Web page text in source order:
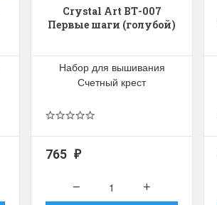
Crystal Art ВТ-007
Первые шаги (голубой)
Набор для вышивания
Счетный крест
765 ₽